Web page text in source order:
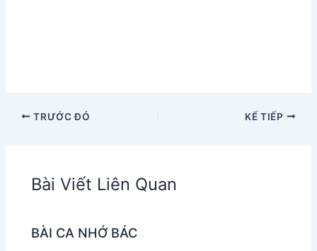
TRƯỚC ĐÓ KẾ TIẾP
Bài Viết Liên Quan
BÀI CA NHỚ BÁC